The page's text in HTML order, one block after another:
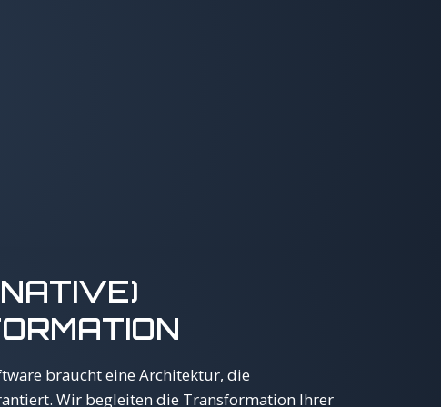
braucht eine Architektur, die
Wir begleiten die Transformation Ihrer